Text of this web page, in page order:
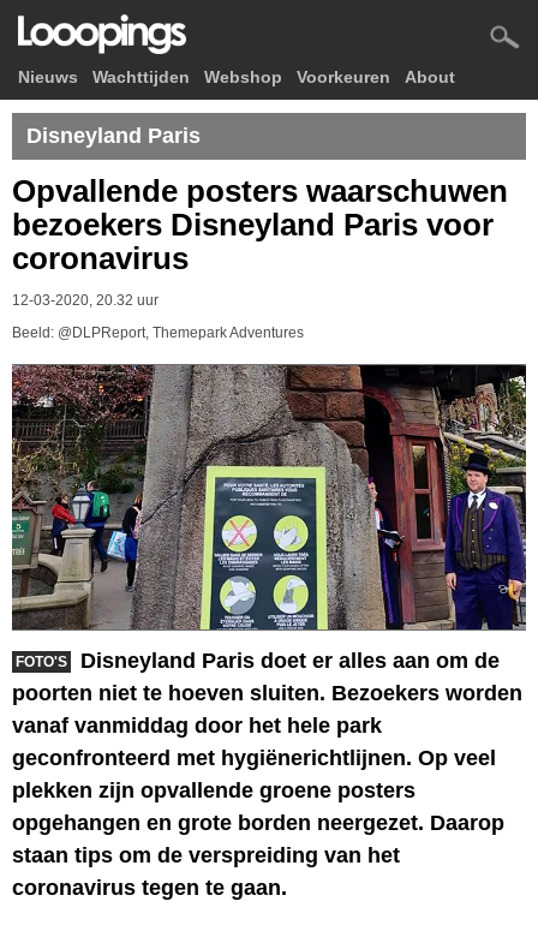
Nieuws Wachttijden Webshop Voorkeuren About
Disneyland Paris
Opvallende posters waarschuwen
bezoekers Disneyland Paris voor
coronavirus
12-03-2020, 20.32 uur
Beeld: @DLPReport, Themepark Adventures
FOTO'S
Disneyland Paris doet er alles aan om de
poorten niet te hoeven sluiten. Bezoekers worden
vanaf vanmiddag door het hele park
geconfronteerd met hygiënerichtlijnen. Op veel
plekken zijn opvallende groene posters
opgehangen en grote borden neergezet. Daarop
staan tips om de verspreiding van het
coronavirus tegen te gaan.